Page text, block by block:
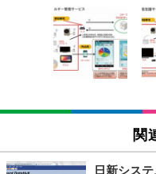
[EdoErgo]
い 跳ね上げ
キング pc 事
ン樹脂ベース
(黒網+黒枠+
￥5,699
SIHOO B100
ュチェア 人
￥27,999
EIZO ビジ
EV3240X-
イト
￥105,595
EIZO ビジネ
￥109,572
Amazonベー
回使い捨て
￥3,373
Amazonベー
x2袋(84枚)
￥3,234
関
日新シス